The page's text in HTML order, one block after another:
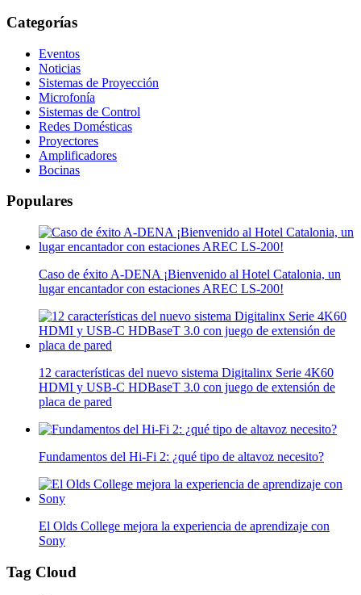
Categorías
Eventos
Noticias
Sistemas de Proyección
Microfonía
Sistemas de Control
Redes Domésticas
Proyectores
Amplificadores
Bocinas
Populares
Caso de éxito A-DENA ¡Bienvenido al Hotel Catalonia, un
lugar encantador con estaciones AREC LS-200!
12 características del nuevo sistema Digitalinx Serie 4K60
HDMI y USB-C HDBaseT 3.0 con juego de extensión de
placa de pared
Fundamentos del Hi-Fi 2: ¿qué tipo de altavoz necesito?
El Olds College mejora la experiencia de aprendizaje con
Sony
Tag Cloud